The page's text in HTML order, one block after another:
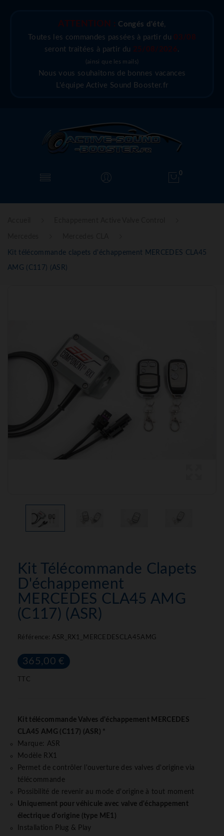
ATTENTION : Congés d'été,
Toutes les commandes passées à partir du 03/08
seront traitées à partir du 25/08/2026.
(ainsi que les mails)
Nous vous souhaitons de bonnes vacances
L'équipe Active Sound Booster.fr
0
Kit télécommande clapets d'échappement MERCEDES CLA45
AMG (C117) (ASR)
Kit Télécommande Clapets
D'échappement
MERCEDES CLA45 AMG
(C117) (ASR)
Référence: ASR_RX1_MERCEDESCLA45AMG
365,00 €
TTC
Kit télécommande Valves d'échappement MERCEDES
CLA45 AMG (C117) (ASR) *
Marque: ASR
Modèle RX1
Permet de contrôler l'ouverture des valves d'origine via
télécommande
Possibilité de revenir au mode d'origine à tout moment
Uniquement pour véhicule avec valve d'échappement
électrique d'origine (type ME1)
Installation Plug & Play